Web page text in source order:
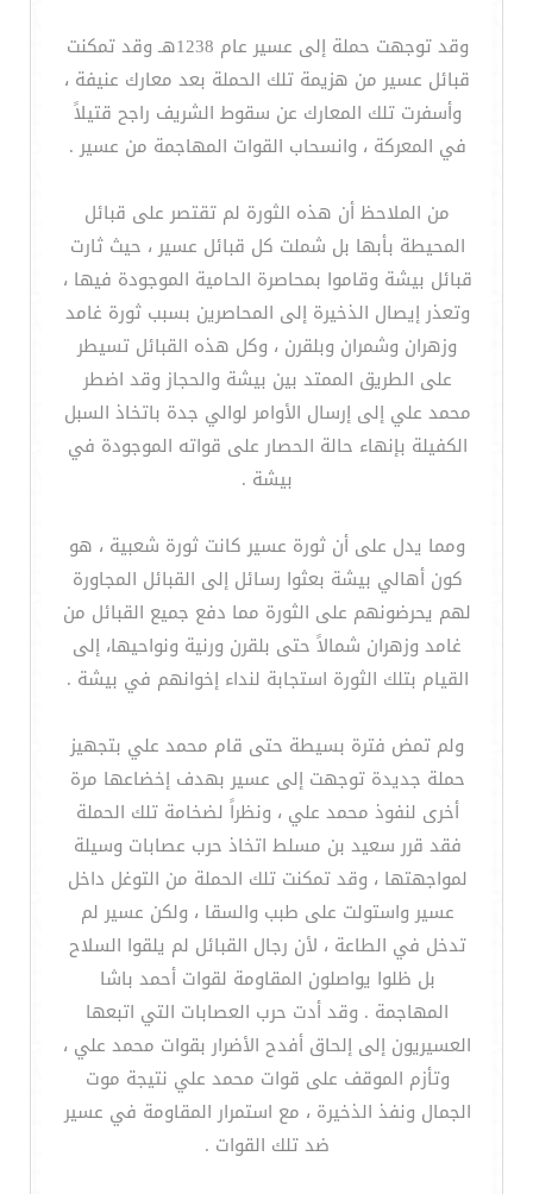
وقد توجهت حملة إلى عسير عام 1238هـ وقد تمكنت
قبائل عسير من هزيمة تلك الحملة بعد معارك عنيفة ،
وأسفرت تلك المعارك عن سقوط الشريف راجح قتيلاً
في المعركة ، وانسحاب القوات المهاجمة من عسير .
من الملاحظ أن هذه الثورة لم تقتصر على قبائل
المحيطة بأبها بل شملت كل قبائل عسير ، حيث ثارت
قبائل بيشة وقاموا بمحاصرة الحامية الموجودة فيها ،
وتعذر إيصال الذخيرة إلى المحاصرين بسبب ثورة غامد
وزهران وشمران وبلقرن ، وكل هذه القبائل تسيطر
على الطريق الممتد بين بيشة والحجاز وقد اضطر
محمد علي إلى إرسال الأوامر لوالي جدة باتخاذ السبل
الكفيلة بإنهاء حالة الحصار على قواته الموجودة في
بيشة .
ومما يدل على أن ثورة عسير كانت ثورة شعبية ، هو
كون أهالي بيشة بعثوا رسائل إلى القبائل المجاورة
لهم يحرضونهم على الثورة مما دفع جميع القبائل من
غامد وزهران شمالاً حتى بلقرن ورنية ونواحيها، إلى
القيام بتلك الثورة استجابة لنداء إخوانهم في بيشة .
ولم تمض فترة بسيطة حتى قام محمد علي بتجهيز
حملة جديدة توجهت إلى عسير بهدف إخضاعها مرة
أخرى لنفوذ محمد علي ، ونظراً لضخامة تلك الحملة
فقد قرر سعيد بن مسلط اتخاذ حرب عصابات وسيلة
لمواجهتها ، وقد تمكنت تلك الحملة من التوغل داخل
عسير واستولت على طبب والسقا ، ولكن عسير لم
تدخل في الطاعة ، لأن رجال القبائل لم يلقوا السلاح
بل ظلوا يواصلون المقاومة لقوات أحمد باشا
المهاجمة . وقد أدت حرب العصابات التي اتبعها
العسيريون إلى إلحاق أفدح الأضرار بقوات محمد علي ،
وتأزم الموقف على قوات محمد علي نتيجة موت
الجمال ونفذ الذخيرة ، مع استمرار المقاومة في عسير
ضد تلك القوات .